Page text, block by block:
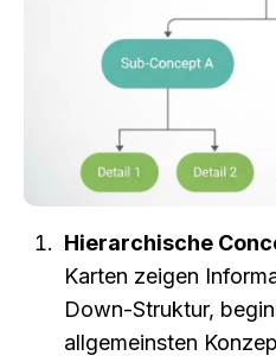
Hierarchische
Karten zeigen
Down-Struktur,
allgemeinsten